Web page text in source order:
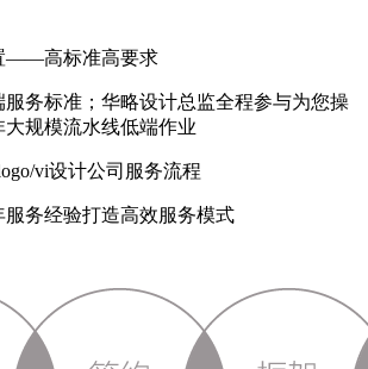
——高标准高要求
服务标准；华略设计总监全程参与为您操
大规模流水线低端作业
vi设计公司服务流程
服务经验打造高效服务模式